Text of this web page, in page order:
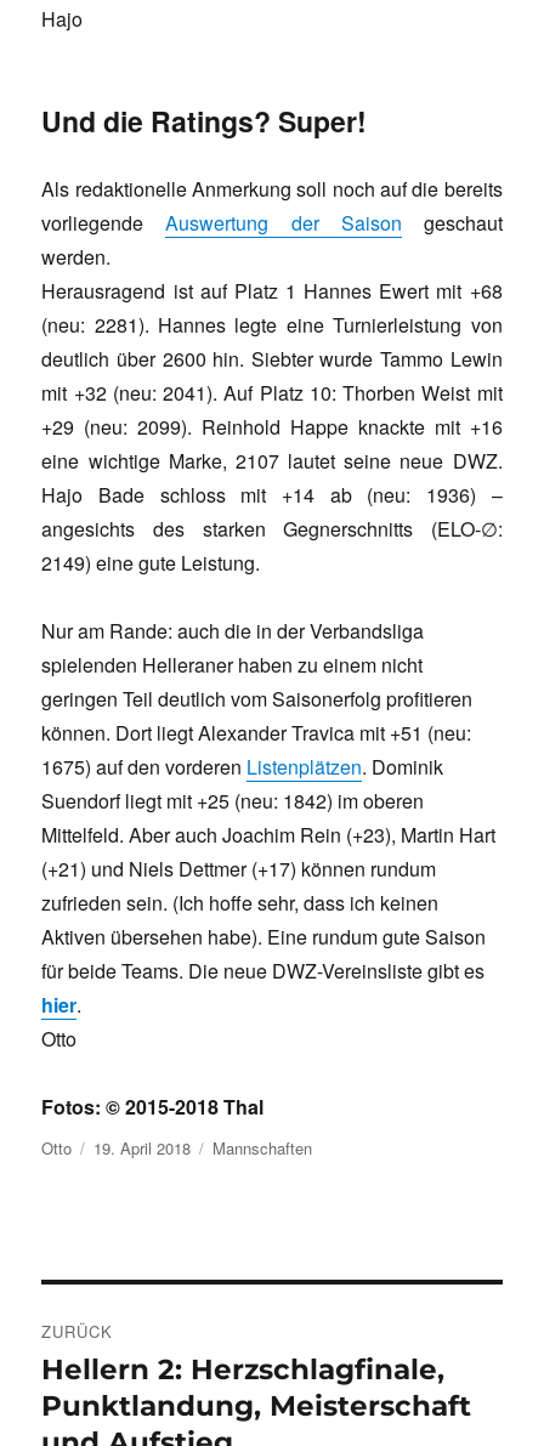
Hajo
Und die Ratings? Super!
Als redaktionelle Anmerkung soll noch auf die bereits
vorliegendeAuswertung der Saison geschaut
werden.
Herausragend ist auf Platz 1 Hannes Ewert mit +68
(neu: 2281). Hannes legte eine Turnierleistung von
deutlich über 2600 hin. Siebter wurde Tammo Lewin
mit +32 (neu: 2041). Auf Platz 10: Thorben Weist mit
+29 (neu: 2099). Reinhold Happe knackte mit +16
eine wichtige Marke, 2107 lautet seine neue DWZ.
Hajo Bade schloss mit +14 ab (neu: 1936) –
angesichts des starken Gegnerschnitts (ELO-∅:
2149) eine gute Leistung.
Nur am Rande: auch die in der Verbandsliga
spielenden Helleraner haben zu einem nicht
geringen Teil deutlich vom Saisonerfolg profitieren
können. Dort liegt Alexander Travica mit +51 (neu:
1675) auf den vorderen Listenplätzen. Dominik
Suendorf liegt mit +25 (neu: 1842) im oberen
Mittelfeld. Aber auch Joachim Rein (+23), Martin Hart
(+21) und Niels Dettmer (+17) können rundum
zufrieden sein. (Ich hoffe sehr, dass ich keinen
Aktiven übersehen habe). Eine rundum gute Saison
für beide Teams. Die neue DWZ-Vereinsliste gibt es
hier.
Otto
Fotos: © 2015-2018 Thal
Autor
Otto Veröffentlicht
am
19. April 2018 Kategorien
Mannschaften
ZURÜCK
Vorheriger
Beitrag:
Hellern 2: Herzschlagfinale,
Punktlandung, Meisterschaft